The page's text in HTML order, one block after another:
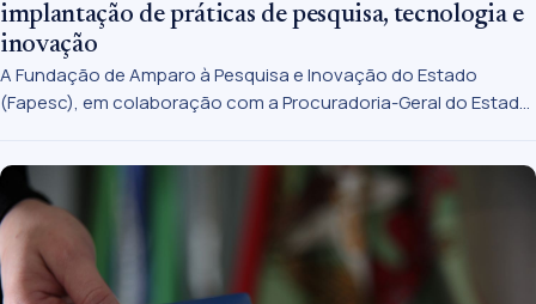
implantação de práticas de pesquisa, tecnologia e
inovação
A Fundação de Amparo à Pesquisa e Inovação do Estado
(Fapesc), em colaboração com a Procuradoria-Geral do Estado
PGE e no Escritório de Processos, Projetos e Estratégias (Eppe).